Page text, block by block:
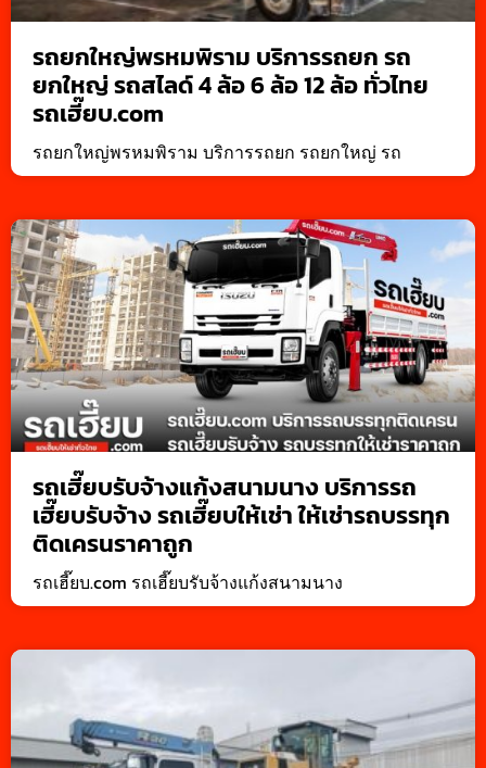
รถยกใหญ่พรหมพิราม บริการรถยก รถ
ยกใหญ่ รถสไลด์ 4 ล้อ 6 ล้อ 12 ล้อ ทั่วไทย
รถเฮี๊ยบ.com
รถยกใหญ่พรหมพิราม บริการรถยก รถยกใหญ่ รถ
รถเฮี๊ยบรับจ้างแก้งสนามนาง บริการรถ
เฮี๊ยบรับจ้าง รถเฮี๊ยบให้เช่า ให้เช่ารถบรรทุก
ติดเครนราคาถูก
รถเฮี๊ยบ.com รถเฮี๊ยบรับจ้างแก้งสนามนาง